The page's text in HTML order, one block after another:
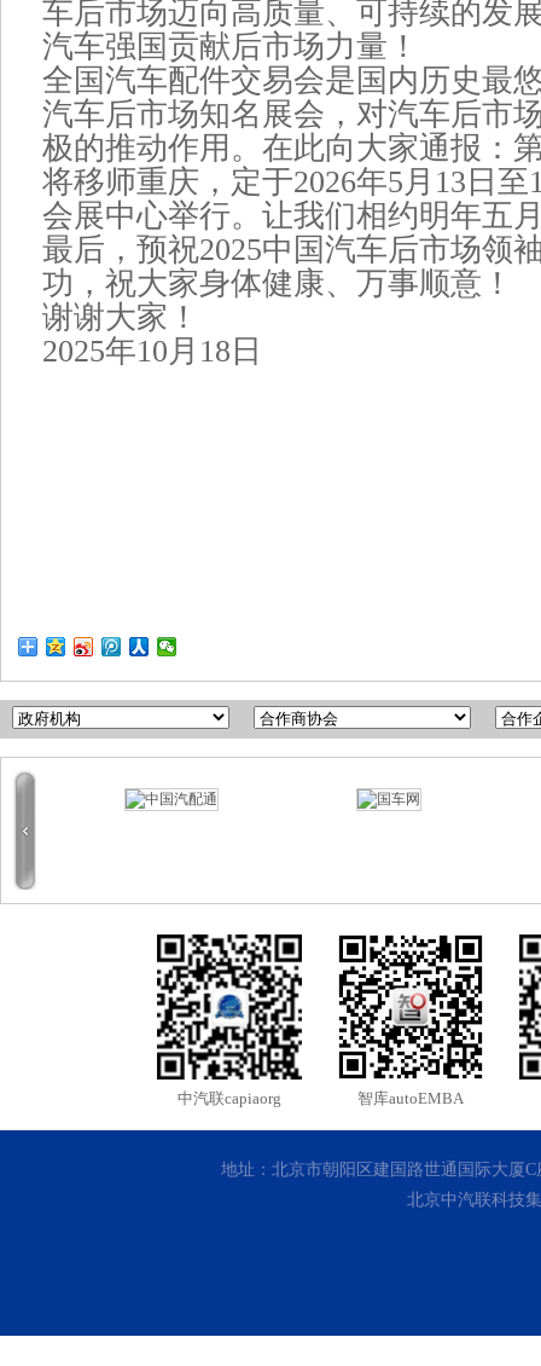
车后市场迈向高质量、可持续的发
汽车强国贡献后市场力量！
全国汽车配件交易会是国内历史最
汽车后市场知名展会，对汽车后市
极的推动作用。在此向大家通报：
将移师重庆，定于2026年5月13日
会展中心举行。让我们相约明年五
最后，预祝2025中国汽车后市场领
功，祝大家身体健康、万事顺意！
谢谢大家！
2025年10月18日
中汽联capiaorg 智库autoEMBA
地址：北京市朝阳区建国路世通国际大厦C
北京中汽联科技